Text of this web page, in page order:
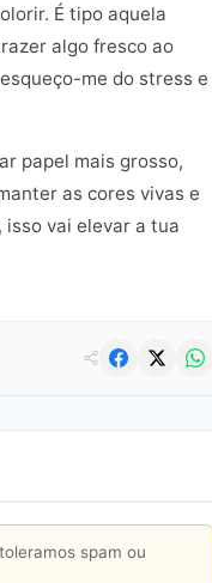
É tipo aquela
algo fresco ao
me do stress e
papel mais grosso,
as cores vivas e
isso vai elevar a tua
spam ou